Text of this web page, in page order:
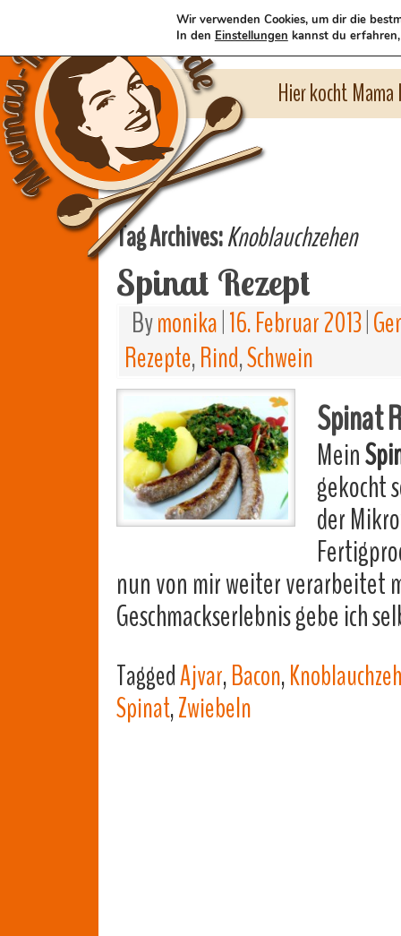
Hier kocht
Tag Archives:Knoblauchzehen
Spinat Rezept
Bymonika 16. Februar 2013
Rezepte,Rind,Schwein
Spinat
Mein
gekocht
der
nun von mir weiter verarbeitet
Geschmackserlebnis gebe ich
TaggedAjvar,Bacon,
Spinat,Zwiebeln
Wir verwenden Cookies, um dir die
In den Einstellungen kannst du